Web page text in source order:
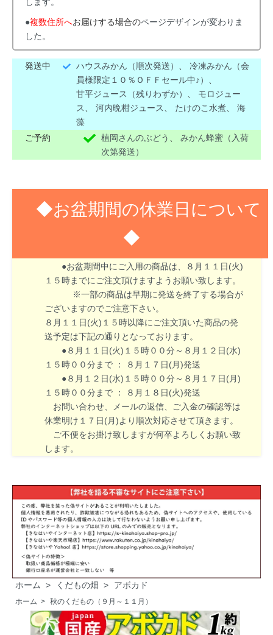
●複数住所へお届けする場合のページデザインが変わりま
した。
発送中 ハウスみかん（順次発送） 、冷凍みかん（会
員様限定１０％ＯＦＦセール中♪）
甘平ジュース（残りわずか）
モロジュー
ス
、河内晩柑ジュース たけのこ水煮 、海
藻
ご予約
植岡さんのぶどう 、みかん蜂蜜（入荷
次第発送）
◆お盆期間の休業日について
◆
８月１３日(木)～１６日(日)はお盆期間のため休業
●お盆期間中にご入用の商品は、８月１１日(火)
１５時までにご注文頂けますようお願い致します。
※一部の商品は早期に発送を終了する場合が
ございますのでご注意下さい。
８月１１日(火)１５時以降にご注文頂いた商品の発
送予定は下記の通りとなっております。
●８月１１日(火)１５時００分～８月１２日(水)
１５時００分まで ： ８月１７日(月)発送
●８月１２日(水)１５時００分～８月１７日(月)
１５時００分まで ： ８月１８日(火)発送
お問い合わせ、メールの返信、ご入金の確認等は
休業明け１７日(月)より順次対応させて頂きます。
ご不便をお掛け致しますが何卒よろしくお願い致
します。
ホーム > くだもの畑 > アボカド
ホーム > 秋のくだもの（９月～１１月）